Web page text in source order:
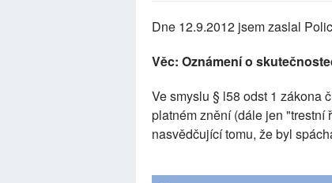
Dne 12.9.2012 jsem zaslal
Věc: Oznámení o
Ve smyslu § l58 odst 1 zákona
platném znění (dále jen "trestní
nasvědčující tomu, že byl